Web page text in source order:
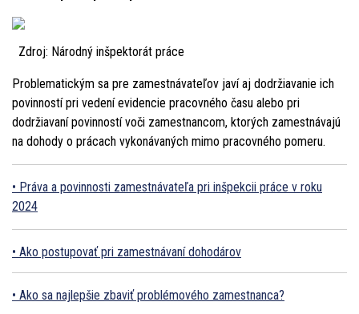
Zdroj: Národný inšpektorát práce
Problematickým sa pre zamestnávateľov javí aj dodržiavanie ich
povinností pri vedení evidencie pracovného času alebo pri
dodržiavaní povinností voči zamestnancom, ktorých zamestnávajú
na dohody o prácach vykonávaných mimo pracovného pomeru.
Práva a povinnosti zamestnávateľa pri inšpekcii práce v roku
2024
Ako postupovať pri zamestnávaní dohodárov
Ako sa najlepšie zbaviť problémového zamestnanca?